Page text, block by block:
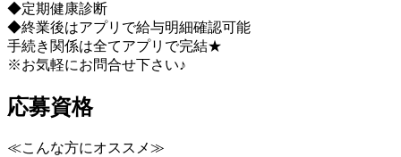
◆定期健康診断
◆終業後はアプリで給与明細確認可能
手続き関係は全てアプリで完結★
※お気軽にお問合せ下さい♪
応募資格
≪こんな方にオススメ≫